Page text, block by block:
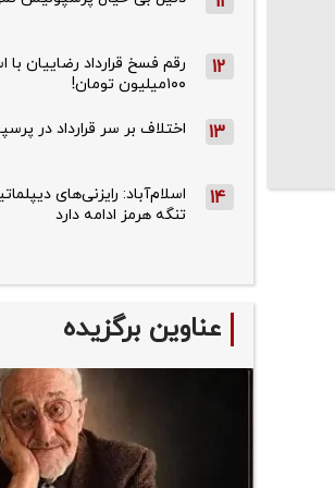
12
رقم فسخ قرارداد رضاییان با
۱۰۰میلیون تومان!
13 اختلاف بر سر قرارداد در
14
اسلام‌آباد: رایزنی‌های
تنگه هرمز ادامه دارد
عناوین برگزیده